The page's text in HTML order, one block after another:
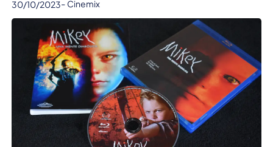
30/10/2023- Cinemix